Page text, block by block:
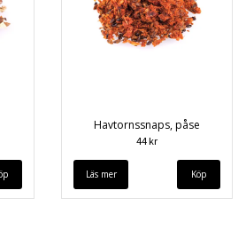
Havtornssnaps, påse
44 kr
Läs mer